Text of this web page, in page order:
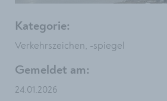
Kategorie:
Verkehrszeichen, -spiegel
Gemeldet am:
24.01.2026